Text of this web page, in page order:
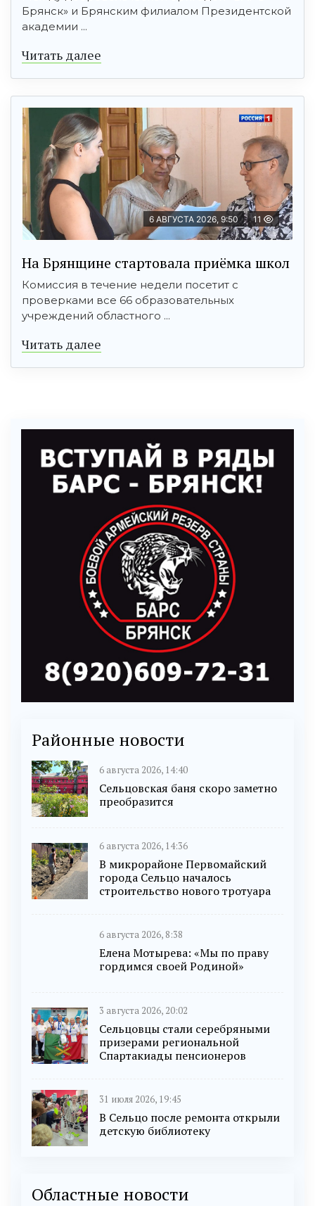
Брянск» и Брянским филиалом Президентской
академии ...
Читать далее
6 АВГУСТА 2026, 9:50 11
На Брянщине стартовала приёмка школ
Комиссия в течение недели посетит с
проверками все 66 образовательных
учреждений областного ...
Читать далее
Районные новости
6 августа 2026, 14:40
Сельцовская баня скоро заметно
преобразится
6 августа 2026, 14:36
В микрорайоне Первомайский
города Сельцо началось
строительство нового тротуара
6 августа 2026, 8:38
Елена Мотырева: «Мы по праву
гордимся своей Родиной»
3 августа 2026, 20:02
Сельцовцы стали серебряными
призерами региональной
Спартакиады пенсионеров
31 июля 2026, 19:45
В Сельцо после ремонта открыли
детскую библиотеку
Областные новости